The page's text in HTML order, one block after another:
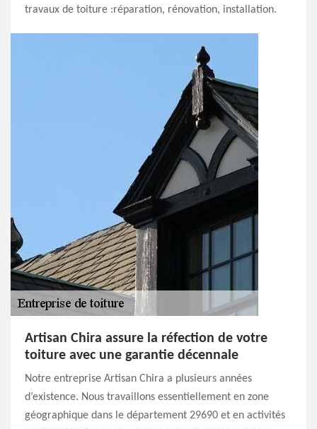
travaux de toiture :réparation, rénovation, installation.
Artisan Chira assure la réfection de votre
toiture avec une garantie décennale
Notre entreprise Artisan Chira a plusieurs années
d’existence. Nous travaillons essentiellement en zone
géographique dans le département 29690 et en activités